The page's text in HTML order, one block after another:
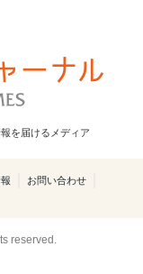
を届けるメディア
お問い合わせ
reserved.